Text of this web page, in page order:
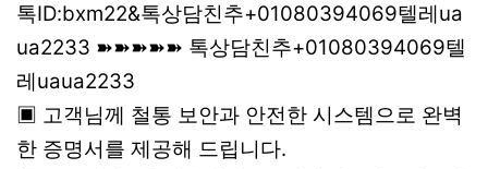
톡ID:bxm22&톡상담친추+01080394069텔레ua
ua2233 ➽➽➽➽➽ 톡상담친추+01080394069텔
레uaua2233
▣ 고객님께 철통 보안과 안전한 시스템으로 완벽
한 증명서를 제공해 드립니다.